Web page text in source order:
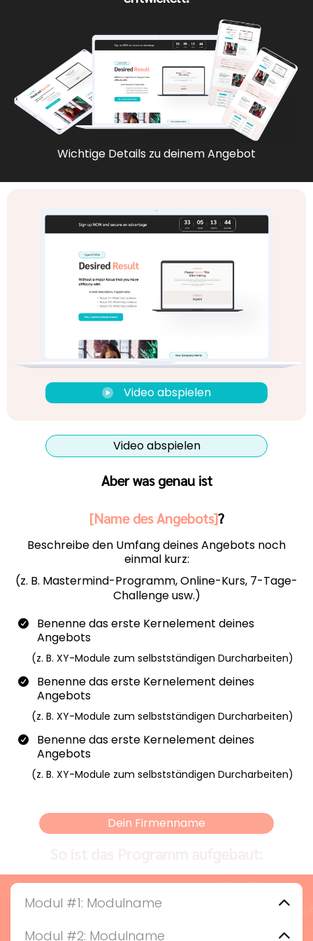
Wichtige Details zu deinem Angebot
Video abspielen
Video abspielen
Aber was genau ist
[Name des Angebots]?
Beschreibe den Umfang deines Angebots noch
einmal kurz:
(z. B. Mastermind-Programm, Online-Kurs, 7-Tage-
Challenge usw.)
Benenne das erste Kernelement deines
Angebots
(z. B. XY-Module zum selbstständigen Durcharbeiten)
Benenne das erste Kernelement deines
Angebots
(z. B. XY-Module zum selbstständigen Durcharbeiten)
Benenne das erste Kernelement deines
Angebots
(z. B. XY-Module zum selbstständigen Durcharbeiten)
Dein Firmenname
Modul #1: Modulname
elit. Autem dolore, alias, numquam enim ab voluptate
Modul #2: Modulname